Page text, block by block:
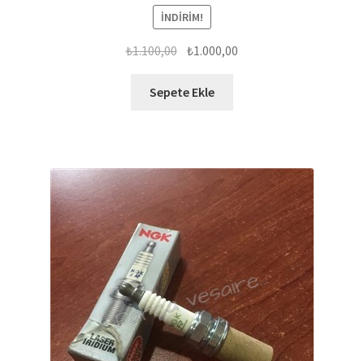
İNDIRIM!
₺1.100,00 Orijinal
₺1.100,00.
₺1.000,00
Sepete Ekle